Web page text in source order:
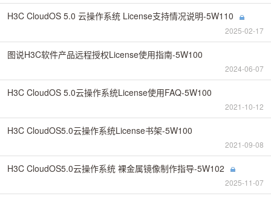
H3C CloudOS 5.0 云操作系统 License支持情况说明-5W110
2025-02-17
图说H3C软件产品远程授权License使用指南-5W100
2024-06-07
H3C CloudOS 5.0云操作系统License使用FAQ-5W100
2021-10-12
H3C CloudOS5.0云操作系统License书架-5W100
2021-09-08
H3C CloudOS5.0云操作系统 裸金属镜像制作指导-5W102
2025-11-07